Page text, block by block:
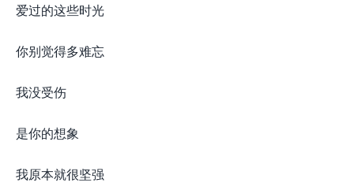
爱过的这些时光
你别觉得多难忘
我没受伤
是你的想象
我原本就很坚强